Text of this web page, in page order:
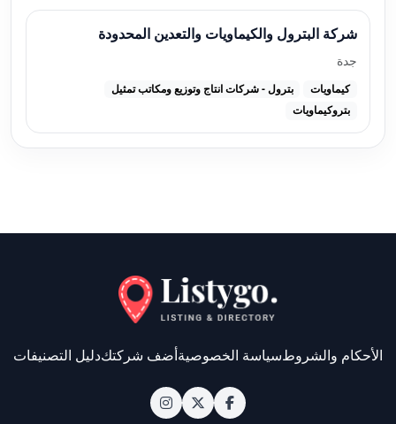
شركة البترول والكيماويات والتعدين المحدودة
جدة
كيماويات
بترول - شركات انتاج وتوزيع ومكاتب تمثيل
بتروكيماويات
الأحكام والشروطسياسة الخصوصيةأضف شركتكدليل التصنيفات